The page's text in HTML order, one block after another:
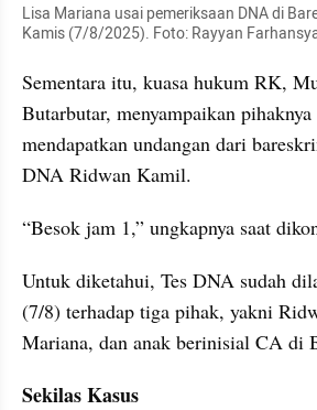
Lisa Mariana usai pemeriksaan DNA di
Kamis (7/8/2025). Foto: Rayyan
Sementara itu, kuasa hukum RK,
Butarbutar, menyampaikan pihaknya
mendapatkan undangan dari
DNA Ridwan Kamil.
“Besok jam 1,” ungkapnya saat
Untuk diketahui, Tes DNA sudah
(7/8) terhadap tiga pihak, yakni
Mariana, dan anak berinisial CA di
Sekilas Kasus